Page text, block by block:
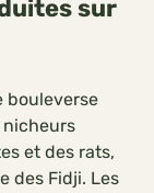
sur
bouleverse
nicheurs
et des rats,
des Fidji. Les